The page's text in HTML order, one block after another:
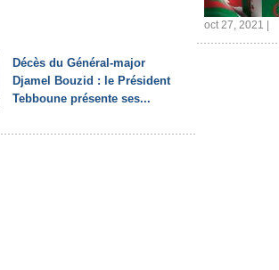
oct 27, 2021 |
Décès du Général-major
Djamel Bouzid : le Président
Tebboune présente ses...